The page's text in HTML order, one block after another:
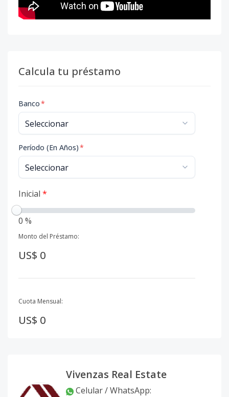
Calcula tu préstamo
Banco*
Período (En Años)*
Inicial *
0 %
Monto del Préstamo:
US$ 0
Cuota Mensual:
US$ 0
Vivenzas Real Estate
Celular / WhatsApp: